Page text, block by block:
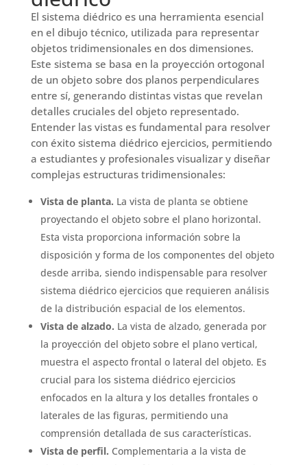
El sistema diédrico es una herramienta esencial
en el dibujo técnico, utilizada para representar
objetos tridimensionales en dos dimensiones.
Este sistema se basa en la proyección ortogonal
de un objeto sobre dos planos perpendiculares
entre sí, generando distintas vistas que revelan
detalles cruciales del objeto representado.
Entender las vistas es fundamental para resolver
con éxito sistema diédrico ejercicios, permitiendo
a estudiantes y profesionales visualizar y diseñar
complejas estructuras tridimensionales:
Vista de planta. La vista de planta se obtiene
proyectando el objeto sobre el plano horizontal.
Esta vista proporciona información sobre la
disposición y forma de los componentes del objeto
desde arriba, siendo indispensable para resolver
sistema diédrico ejercicios que requieren análisis
de la distribución espacial de los elementos.
Vista de alzado. La vista de alzado, generada por
la proyección del objeto sobre el plano vertical,
muestra el aspecto frontal o lateral del objeto. Es
crucial para los sistema diédrico ejercicios
enfocados en la altura y los detalles frontales o
laterales de las figuras, permitiendo una
comprensión detallada de sus características.
Vista de perfil. Complementaria a la vista de